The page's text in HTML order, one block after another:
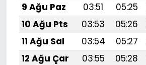
9 Ağu Paz
03:51 05:25
10 Ağu Pts
03:53 05:26
11 Ağu Sal
03:54 05:27
12 Ağu Çar
03:55 05:28